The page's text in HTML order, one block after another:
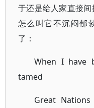
于还是给人家直接间
怎么叫它不沉闷郁
了：
When I have
tamed
Great